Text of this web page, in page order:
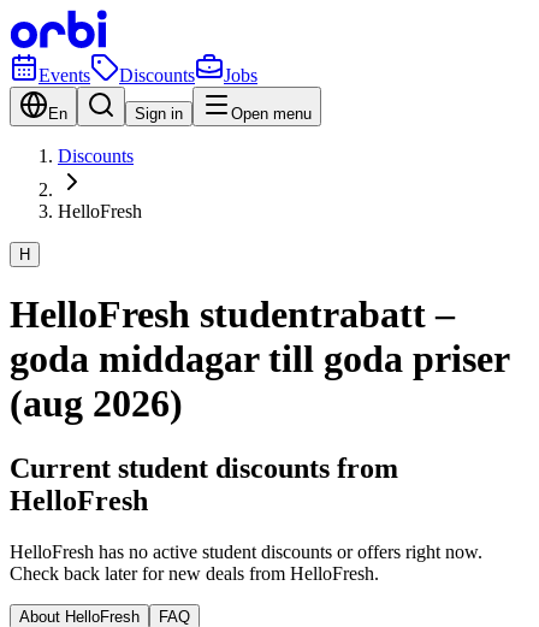
Events Discounts Jobs
En Sign in Open menu
Discounts
HelloFresh
H
HelloFresh studentrabatt –
goda middagar till goda priser
(aug 2026)
Current student discounts from
HelloFresh
HelloFresh has no active student discounts or offers right now.
Check back later for new deals from HelloFresh.
About HelloFresh FAQ